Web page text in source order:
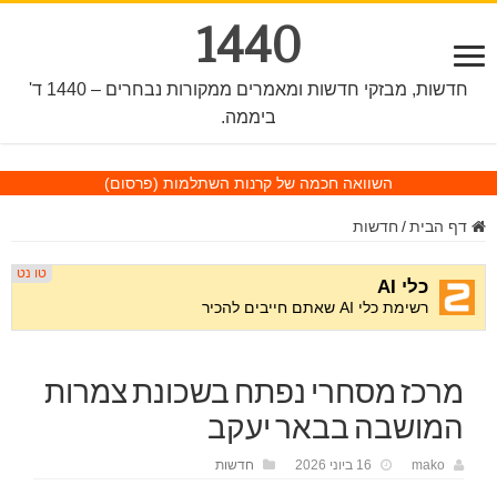
1440
חדשות, מבזקי חדשות ומאמרים ממקורות נבחרים – 1440 ד'
ביממה.
השוואה חכמה של קרנות השתלמות (פרסום)
דף הבית / חדשות
מרכז מסחרי נפתח בשכונת צמרות
המושבה בבאר יעקב
mako 16 ביוני 2026 חדשות